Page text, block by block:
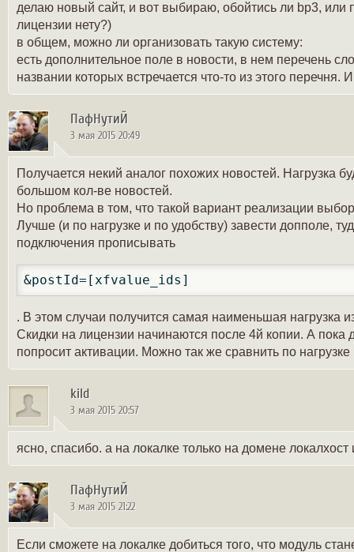
делаю новый сайт, и вот выбираю, обойтись ли bp3, или
лицензии нету?)
в общем, можно ли организовать такую систему:
есть дополнительное поле в новости, в нем перечень
названии которых встречается что-то из этого перечня.
ПафНутиЙ
3 мая 2015 20:49
Получается некий аналог похожих новостей. Нагрузка
большом кол-ве новостей.
Но проблема в том, что такой вариант реализации
Лучше (и по нагрузке и по удобству) завести допполе,
подключения прописывать
&postId=[xfvalue_ids]
. В этом случаи получится самая наименьшая нагрузка
Скидки на лицензии начинаются после 4й копии. А пока
попросит активации. Можно так же сравнить по
kild
3 мая 2015 20:57
ясно, спасибо. а на локалке только на домене
ПафНутиЙ
3 мая 2015 21:22
Если сможете на локалке добиться того, что модуль